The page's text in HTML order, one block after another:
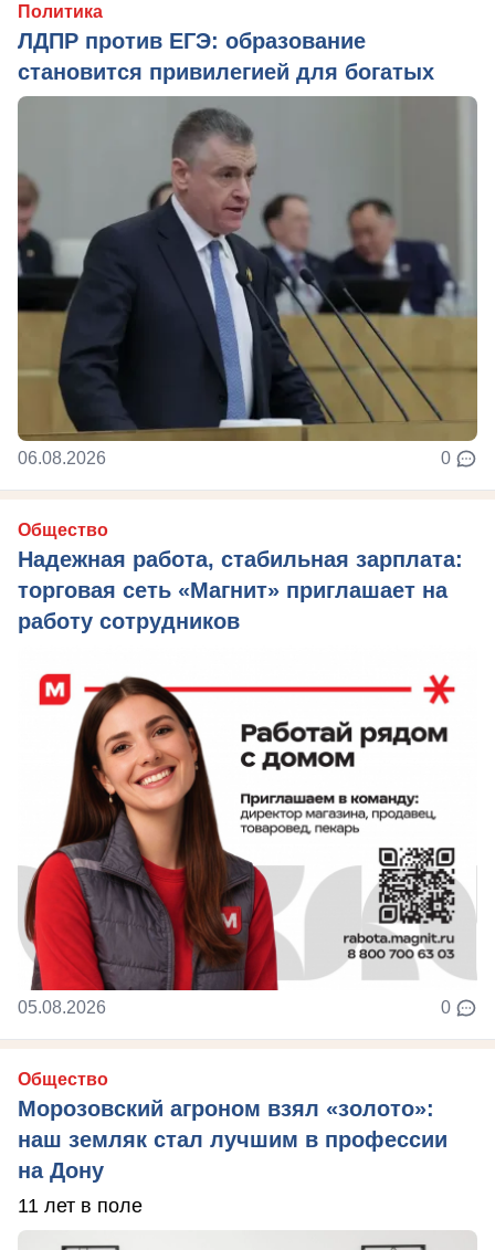
Политика
ЛДПР против ЕГЭ: образование
становится привилегией для богатых
06.08.2026 0
Общество
Надежная работа, стабильная зарплата:
торговая сеть «Магнит» приглашает на
работу сотрудников
05.08.2026 0
Общество
Морозовский агроном взял «золото»:
наш земляк стал лучшим в профессии
на Дону
11 лет в поле